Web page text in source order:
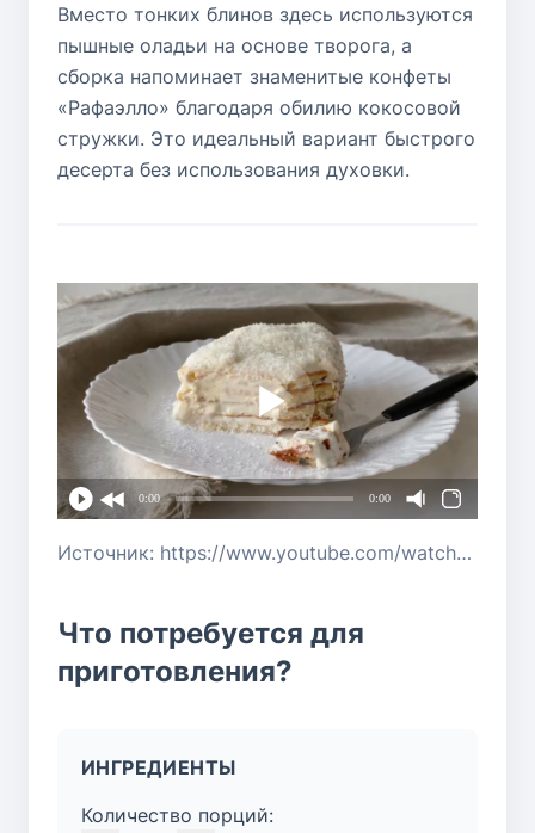
Вместо тонких блинов здесь используются
пышные оладьи на основе творога, а
сборка напоминает знаменитые конфеты
«Рафаэлло» благодаря обилию кокосовой
стружки. Это идеальный вариант быстрого
десерта без использования духовки.
0:00 0:00
Источник: https://www.youtube.com/watch?v=n9YJTxEDnHs
Что потребуется для
приготовления?
ИНГРЕДИЕНТЫ
Количество порций: